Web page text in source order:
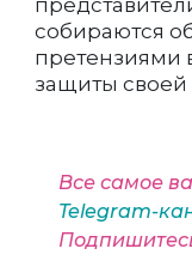
собираются
претензиями
защиты своей
Все самое
Telegram-